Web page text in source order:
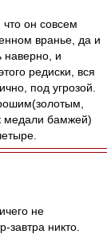
что он совсем
вранье, да и
наверно, и
редиски, вся
под угрозой.
медали бамжей)
не
никто.